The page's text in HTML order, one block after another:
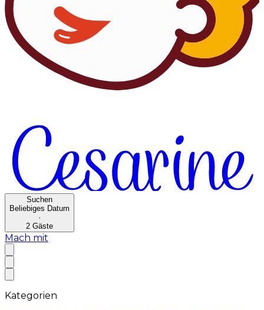
Suchen
Beliebiges Datum
·
2 Gäste
Mach mit
Kategorien